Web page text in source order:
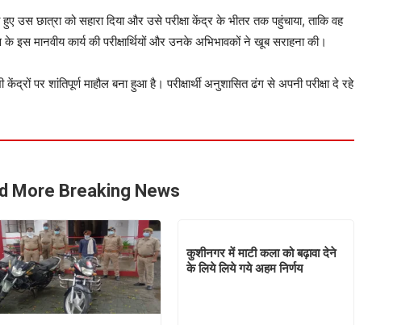
उस छात्रा को सहारा दिया और उसे परीक्षा केंद्र के भीतर तक पहुंचाया, ताकि वह
इस मानवीय कार्य की परीक्षार्थियों और उनके अभिभावकों ने खूब सराहना की।
पर शांतिपूर्ण माहौल बना हुआ है। परीक्षार्थी अनुशासित ढंग से अपनी परीक्षा दे रहे
More Breaking News
कुशीनगर में माटी कला को बढ़ावा देने
के लिये लिये गये अहम निर्णय